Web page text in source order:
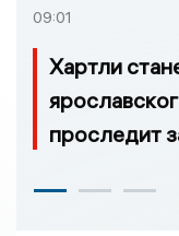
09:01
Хартли
проследит